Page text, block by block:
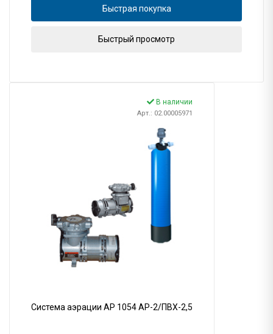
Быстрая покупка
Быстрый просмотр
В наличии
Арт.: 02.00005971
Система аэрации AP 1054 AP-2/ПВХ-2,5